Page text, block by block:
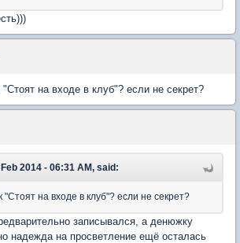
"Стоят на входе в клуб"? если не секрет?
2014 - 06:31 AM, said:
"Стоят на входе в клуб"? если не секрет?
записывался, а денюжку
надежда на просветление ещё осталась